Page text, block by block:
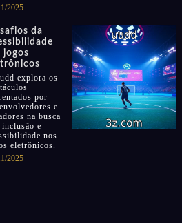
2025
da
jogos
explora os
por
e
na busca
e
nos
eletrônicos.
2025